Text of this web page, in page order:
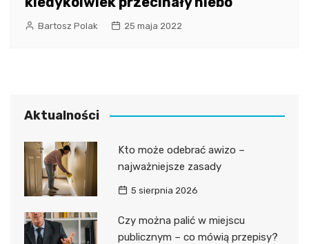
Bartosz Polak 25 maja 2022
Aktualności
Kto może odebrać awizo –
najważniejsze zasady
5 sierpnia 2026
Czy można palić w miejscu
publicznym – co mówią przepisy?